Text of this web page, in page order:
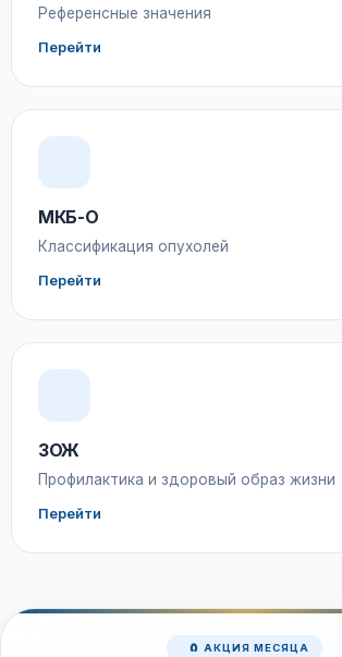
Референсные значения
Перейти
МКБ-О
Классификация опухолей
Перейти
ЗОЖ
Профилактика и здоровый образ жизни
Перейти
🧲 АКЦИЯ МЕСЯЦА